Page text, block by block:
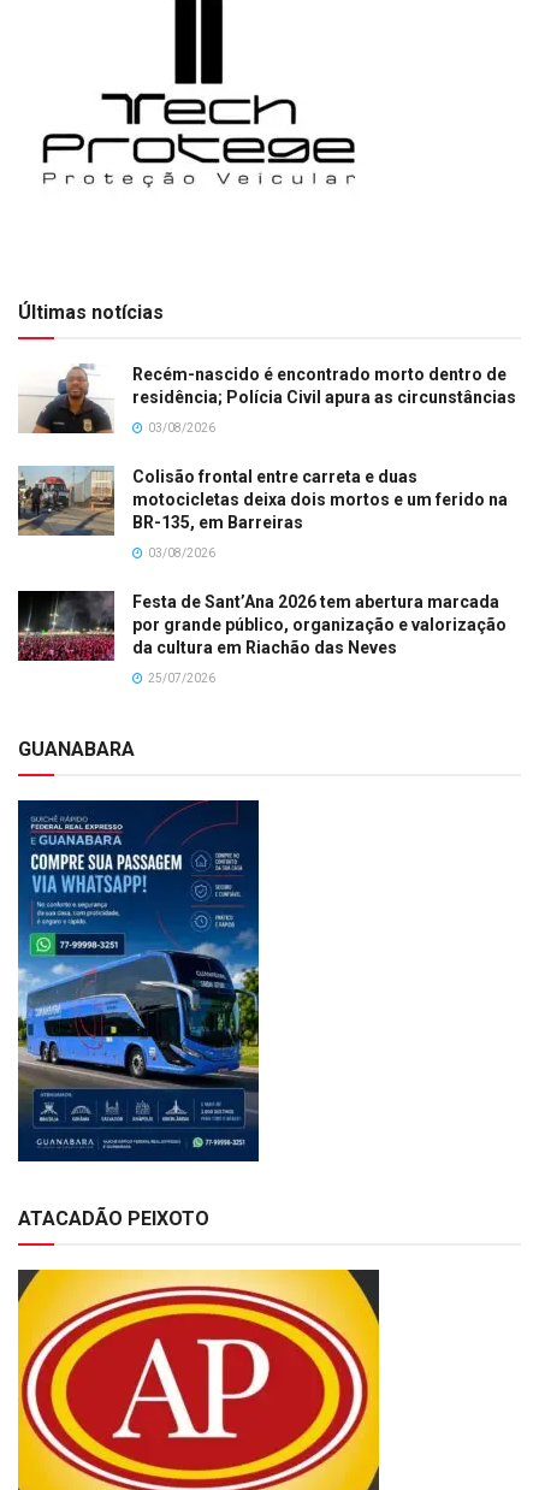
Últimas notícias
Recém-nascido é encontrado morto dentro de
residência; Polícia Civil apura as circunstâncias
03/08/2026
Colisão frontal entre carreta e duas
motocicletas deixa dois mortos e um ferido na
BR-135, em Barreiras
03/08/2026
Festa de Sant’Ana 2026 tem abertura marcada
por grande público, organização e valorização
da cultura em Riachão das Neves
25/07/2026
GUANABARA
ATACADÃO PEIXOTO